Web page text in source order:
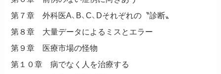
第７章 外科医A、B、C、Dそれぞれの〝診断〟
第８章 大量データによるミスとエラー
第９章 医療市場の怪物
第１０章 病でなく人を治療する